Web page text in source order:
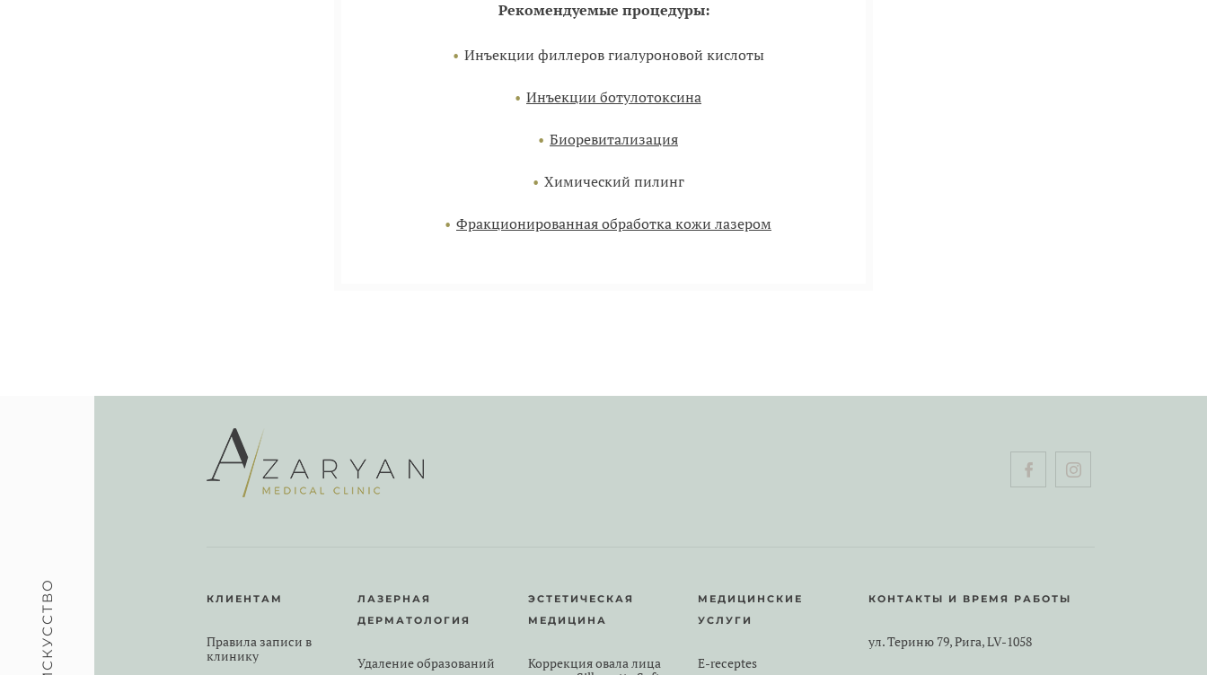
Рекомендуемые процедуры:
Инъекции филлеров гиалуроновой кислоты
Инъекции ботулотоксина
Биоревитализация
Химический пилинг
Фракционированная обработка кожи лазером
КЛИЕНТАМ
Правила записи в
клинику
ЛАЗЕРНАЯ
ДЕРМАТОЛОГИЯ
Удаление образований
ЭСТЕТИЧЕСКАЯ
МЕДИЦИНА
Коррекция овала лица
МЕДИЦИНСКИЕ
УСЛУГИ
E-receptes
КОНТАКТЫ И ВРЕМЯ РАБОТЫ
ул. Териню 79, Рига, LV-1058